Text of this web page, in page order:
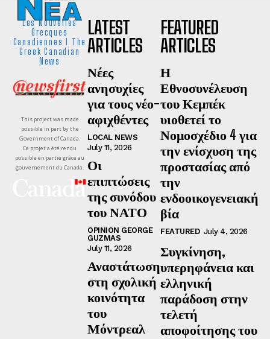
Les Nouvelles
Grecques
Canadiennes I The
Greek Canadian
News
This project was made
possible in part by the
Government of Canada.
Ce projet a été rendu
possible en partie grâce au
gouvernement du Canada.
LATEST
ARTICLES
Νέες
ανησυχίες
για τους νέο-
αφιχθέντες
LOCAL NEWS
July 11, 2026
Οι
επιπτώσεις
της συνόδου
του ΝΑΤΟ
OPINION GEORGE
GUZMAS
July 11, 2026
Αναστάτωση
στη σχολική
κοινότητα
του
Μόντρεαλ
FEATURED
ARTICLES
Η
Εθνοσυνέλευση
του Κεμπέκ
υιοθετεί το
Νομοσχέδιο 4 για
την ενίσχυση της
προστασίας από
την
ενδοοικογενειακή
βία
FEATURED July 4, 2026
Συγκίνηση,
υπερηφάνεια και
ελληνική
παράδοση στην
τελετή
αποφοίτησης του